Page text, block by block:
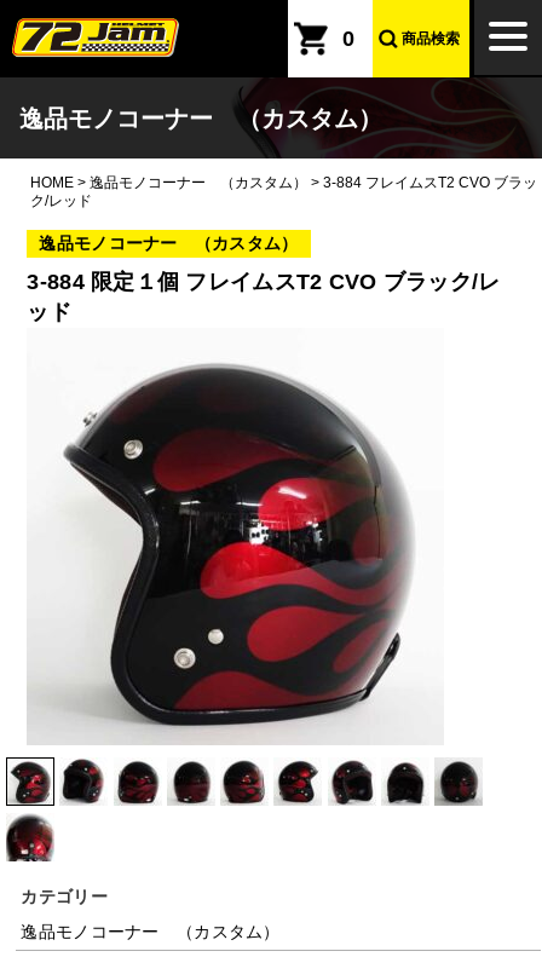
本文へ
0 商品検索
逸品モノコーナー （カスタム）
HOME > 逸品モノコーナー （カスタム） > 3-884 フレイムスT2 CVO ブラッ
ク/レッド
逸品モノコーナー （カスタム）
3-884 限定１個 フレイムスT2 CVO ブラック/レ
ッド
カテゴリー
逸品モノコーナー （カスタム）